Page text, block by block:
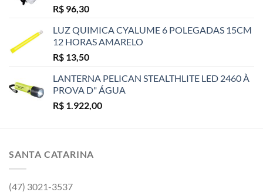
R$ 96,30
LUZ QUIMICA CYALUME 6 POLEGADAS 15CM
12 HORAS AMARELO
R$ 13,50
LANTERNA PELICAN STEALTHLITE LED 2460 À
PROVA D" ÁGUA
R$ 1.922,00
SANTA CATARINA
(47) 3021-3537